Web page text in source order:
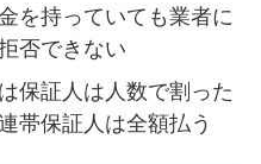
を持っていても業者に
否できない
保証人は人数で割った
帯保証人は全額払う